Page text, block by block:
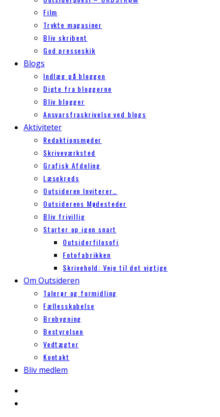
Film
Trykte magasiner
Bliv skribent
God presseskik
Blogs
Indlæg på bloggen
Digte fra bloggerne
Bliv blogger
Ansvarsfraskrivelse ved blogs
Aktiviteter
Redaktionsmøder
Skriveværksted
Grafisk Afdeling
Læsekreds
Outsideren Inviterer…
Outsiderens Mødesteder
Bliv frivillig
Starter op igen snart
Outsiderfilosofi
Fotofabrikken
Skrivehold: Veje til det vigtige
Om Outsideren
Talerør og formidling
Fællesskabelse
Brobygning
Bestyrelsen
Vedtægter
Kontakt
Bliv medlem